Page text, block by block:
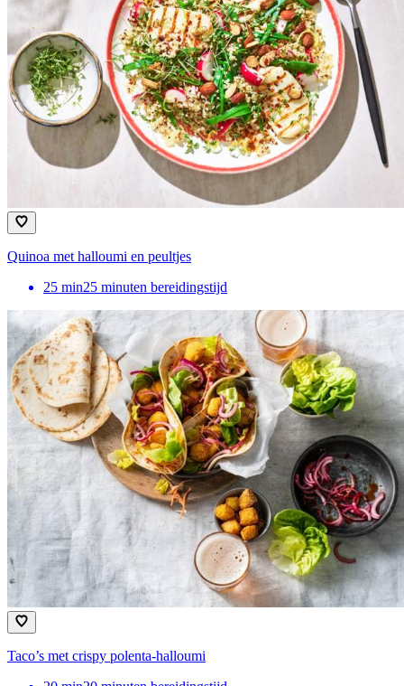
Quinoa met halloumi en peultjes
25 min25 minuten bereidingstijd
Taco’s met crispy polenta-halloumi